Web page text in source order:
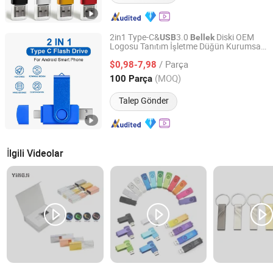
2in1 Type-C&USB3.0 BellekDiski OEM
Logosu Tanıtım İşletme Düğün Kurumsal
$0,98-7,98 / Parça
100 Parça (MOQ)
Talep Gönder
Shenzhen Yuchengloong Technology Co., Ltd.
Guangdong, China Fiyat 2024
İlgili Videolar